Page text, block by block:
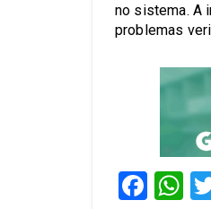
no sistema. A
problemas